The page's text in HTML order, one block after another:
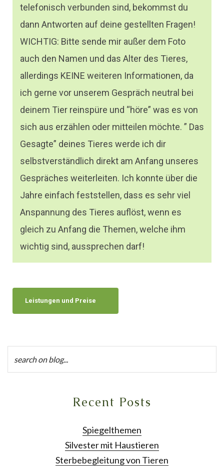
telefonisch verbunden sind, bekommst du
dann Antworten auf deine gestellten Fragen!
WICHTIG: Bitte sende mir außer dem Foto
auch den Namen und das Alter des Tieres,
allerdings KEINE weiteren Informationen, da
ich gerne vor unserem Gespräch neutral bei
deinem Tier reinspüre und “höre” was es von
sich aus erzählen oder mitteilen möchte. ” Das
Gesagte” deines Tieres werde ich dir
selbstverständlich direkt am Anfang unseres
Gespräches weiterleiten. Ich konnte über die
Jahre einfach feststellen, dass es sehr viel
Anspannung des Tieres auflöst, wenn es
gleich zu Anfang die Themen, welche ihm
wichtig sind, aussprechen darf!
Leistungen und Preise
Recent Posts
Spiegelthemen
Silvester mit Haustieren
Sterbebegleitung von Tieren